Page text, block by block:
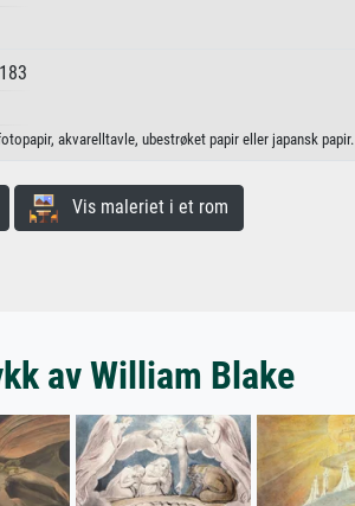
akvarelltavle, ubestrøket papir eller japansk papir.
Vis maleriet i et rom
av William Blake